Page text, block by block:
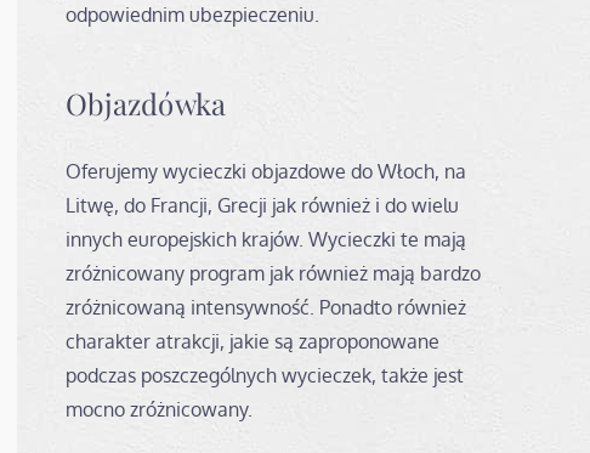
odpowiednim ubezpieczeniu.
Objazdówka
Oferujemy wycieczki objazdowe do Włoch, na
Litwę, do Francji, Grecji jak również i do wielu
innych europejskich krajów. Wycieczki te mają
zróżnicowany program jak również mają bardzo
zróżnicowaną intensywność. Ponadto również
charakter atrakcji, jakie są zaproponowane
podczas poszczególnych wycieczek, także jest
mocno zróżnicowany.